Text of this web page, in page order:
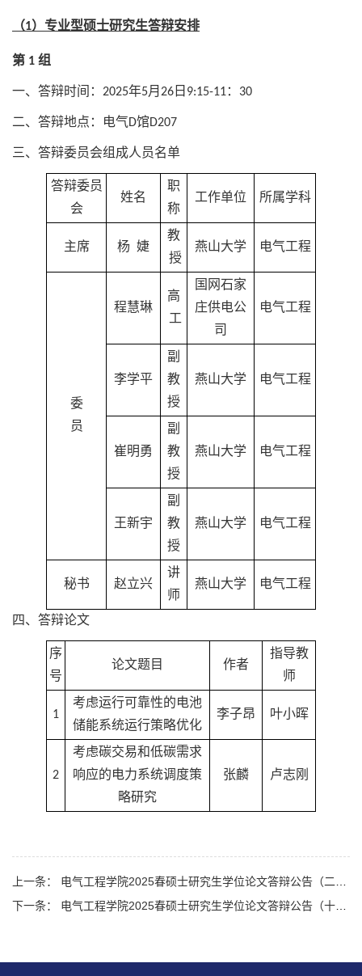
（1）专业型硕士研究生答辩安排
第 1 组
一、答辩时间：2025年5月26日9:15-11：30
二、答辩地点：电气D馆D207
三、答辩委员会组成人员名单
答辩委员
会
姓名
职
称
工作单位 所属学科
主席 杨 婕
教
授
燕山大学 电气工程
委
员
程慧琳
高
工
国网石家
庄供电公
司
电气工程
李学平
副
教
授
燕山大学 电气工程
崔明勇
副
教
授
燕山大学 电气工程
王新宇
副
教
授
燕山大学 电气工程
秘书 赵立兴
讲
师
燕山大学 电气工程
四、答辩论文
序
号
论文题目 作者
指导教
师
1
考虑运行可靠性的电池
储能系统运行策略优化
李子昂 叶小晖
2
考虑碳交易和低碳需求
响应的电力系统调度策
略研究
张麟 卢志刚
上一条： 电气工程学院2025春硕士研究生学位论文答辩公告（二十一）
下一条： 电气工程学院2025春硕士研究生学位论文答辩公告（十九）